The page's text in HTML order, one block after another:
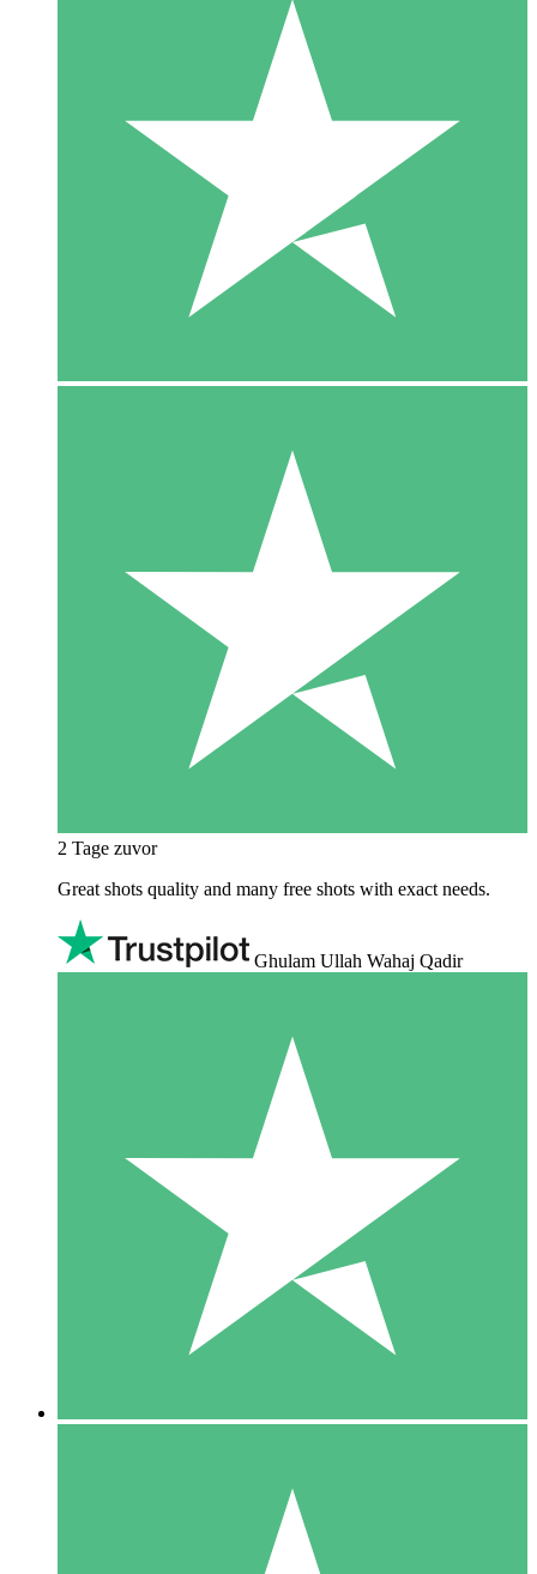
2 Tage zuvor
Great shots quality and many free shots with exact needs.
Ghulam Ullah Wahaj Qadir